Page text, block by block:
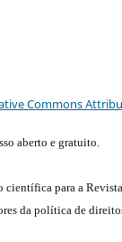
Commons
aberto e gratuito.
científica para a
da política de